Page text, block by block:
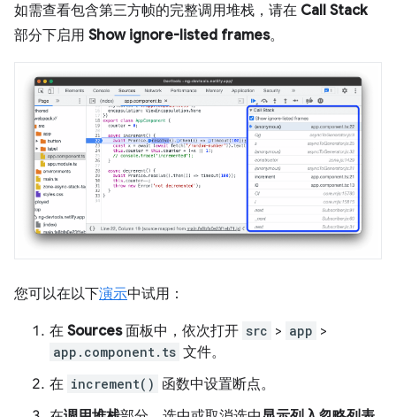
如需查看包含第三方帧的完整调用堆栈，请在 Call Stack
部分下启用 Show ignore-listed frames。
您可以在以下演示中试用：
在 Sources面板中，依次打开 src > app >
app.component.ts 文件。
在 increment() 函数中设置断点。